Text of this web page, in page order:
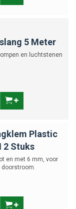
5 Meter
en luchtstenen
Plastic
2 Stuks
en met 6 mm, voor
doorstroom.